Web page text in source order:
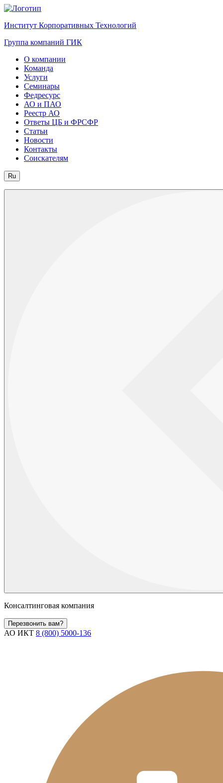
Институт Корпоративных Технологий
Группа компаний ГИК
О компании
Команда
Услуги
Семинары
Федресурс
АО и ПАО
Реестр АО
Ответы ЦБ и ФРСФР
Статьи
Новости
Контакты
Соискателям
Ru
Консалтинговая компания
Перезвонить вам?
АО ИКТ 8 (800) 5000-136